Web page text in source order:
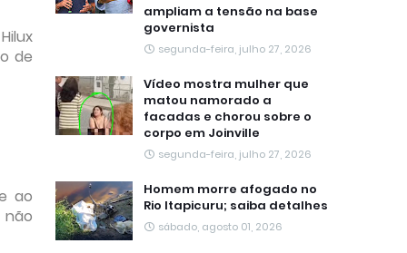
de
ao
não
ampliam a tensão na base
governista
segunda-feira, julho 27, 2026
Vídeo mostra mulher que
matou namorado a
facadas e chorou sobre o
corpo em Joinville
segunda-feira, julho 27, 2026
Homem morre afogado no
Rio Itapicuru; saiba detalhes
sábado, agosto 01, 2026